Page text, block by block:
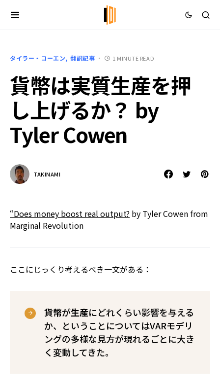
タイラー・コーエン 翻訳記事 1 MINUTE READ
貨幣は実質生産を押
し上げるか？ by
Tyler Cowen
TAKINAMI
“Does money boost real output? by Tyler Cowen from
Marginal Revolution
ここにじっくり考えるべき一文がある：
貨幣が生産にどれくらい影響を与える
か、ということについてはVARモデリ
ングの多様な見方が現れるごとに大き
く変動してきた。